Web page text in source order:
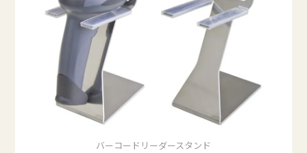
バーコードリーダースタンド